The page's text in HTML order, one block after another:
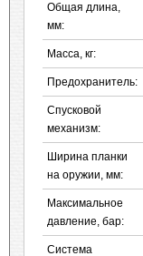
Общая длина,
мм:
Масса, кг:
Предохранитель:
Спусковой
механизм:
Ширина планки
на оружии, мм:
Максимальное
давление, бар:
Система